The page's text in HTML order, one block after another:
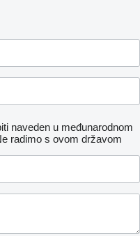
naveden u međunarodnom
radimo s ovom državom